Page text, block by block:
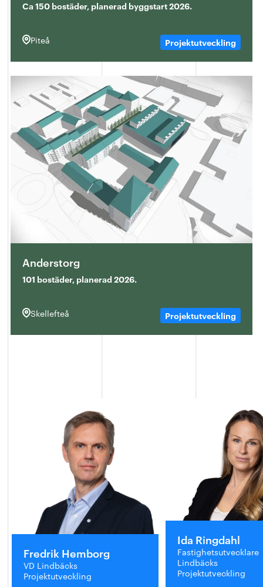
Ca 150 bostäder, planerad byggstart 2026.
Piteå Projektutveckling
Anderstorg
101 bostäder, planerad 2026.
Skellefteå Projektutveckling
Fredrik Hemborg
VD Lindbäcks
Projektutveckling
Ida Ringdahl
Fastighetsutvecklare
Lindbäcks
Projektutveckling